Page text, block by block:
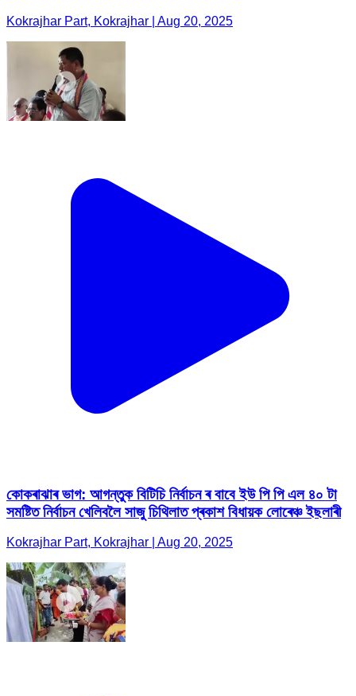
Kokrajhar Part, Kokrajhar | Aug 20, 2025
কোকৰাঝাৰ ভাগ: আগন্তুক বিটিচি নিৰ্বাচন ৰ বাবে ইউ পি পি এল ৪০ টা
সমষ্টিত নিৰ্বাচন খেলিবলৈ সাজু চিথিলাত প্ৰকাশ বিধায়ক লোৰেঞ্চ ইছলাৰী
Kokrajhar Part, Kokrajhar | Aug 20, 2025